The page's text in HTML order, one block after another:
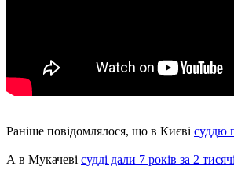
Раніше повідомлялося, що в Києві суддю
А в Мукачеві судді дали 7 років за 2